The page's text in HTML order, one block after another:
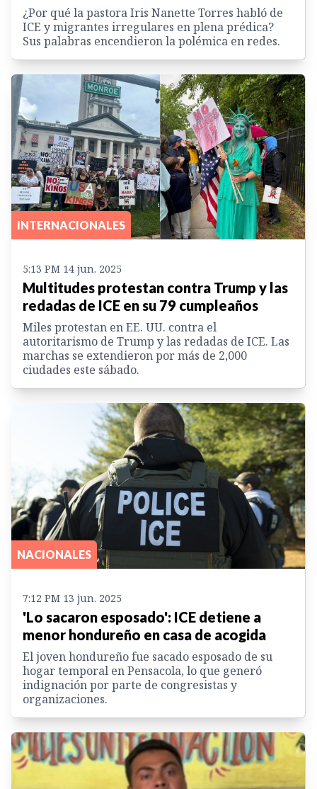
¿Por qué la pastora Iris Nanette Torres habló de
ICE y migrantes irregulares en plena prédica?
Sus palabras encendieron la polémica en redes.
INTERNACIONALES
5:13 PM 14 jun. 2025
Multitudes protestan contra Trump y las
redadas de ICE en su 79 cumpleaños
Miles protestan en EE. UU. contra el
autoritarismo de Trump y las redadas de ICE. Las
marchas se extendieron por más de 2,000
ciudades este sábado.
NACIONALES
7:12 PM 13 jun. 2025
'Lo sacaron esposado': ICE detiene a
menor hondureño en casa de acogida
El joven hondureño fue sacado esposado de su
hogar temporal en Pensacola, lo que generó
indignación por parte de congresistas y
organizaciones.